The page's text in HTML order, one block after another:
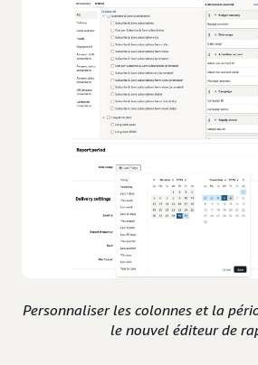
Personnaliser les colonnes et la
le nouvel éditeur de